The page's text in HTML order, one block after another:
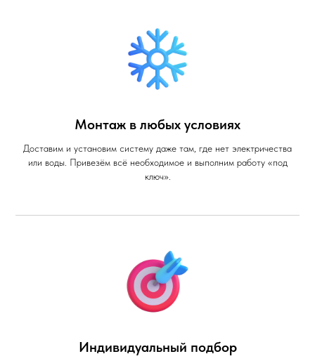
Монтаж в любых условиях
Доставим и установим систему даже там, где нет электричества
или воды. Привезём всё необходимое и выполним работу «под
ключ».
Индивидуальный подбор